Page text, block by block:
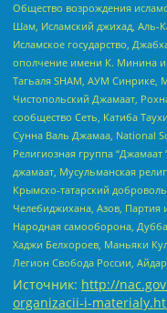
Общество возрождения
Шам, Исламский джихад, Аль-
Исламское государство,
ополчение имени К. Минина и
Тагьаля SHAM, АУМ Синрике,
Чистопольский Джамаат,
сообщество Сеть, Катиба
Сунна Валь Джамаа, National
Религиозная группа
джамаат, Мусульманская
Крымско-татарский
Челебиджихана, Азов, Партия
Народная самооборона,
Хаджи Белхороев, Маньяки
Легион Свобода России,
Источник: http://
organizacii-i-